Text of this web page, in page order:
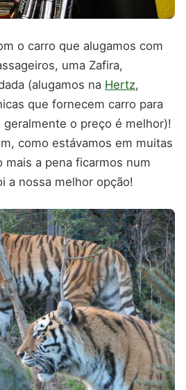
o carro que alugamos com
uma Zafira,
(alugamos na Hertz,
que fornecem carro para
o preço é melhor)!
como estávamos em muitas
mais a pena ficarmos num
a nossa melhor opção!